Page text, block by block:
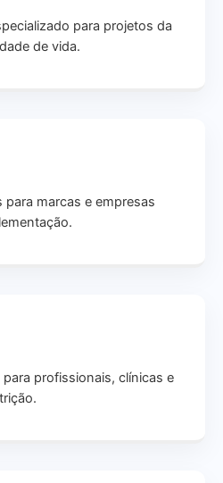
para projetos da
de vida.
para marcas e empresas
profissionais, clínicas e